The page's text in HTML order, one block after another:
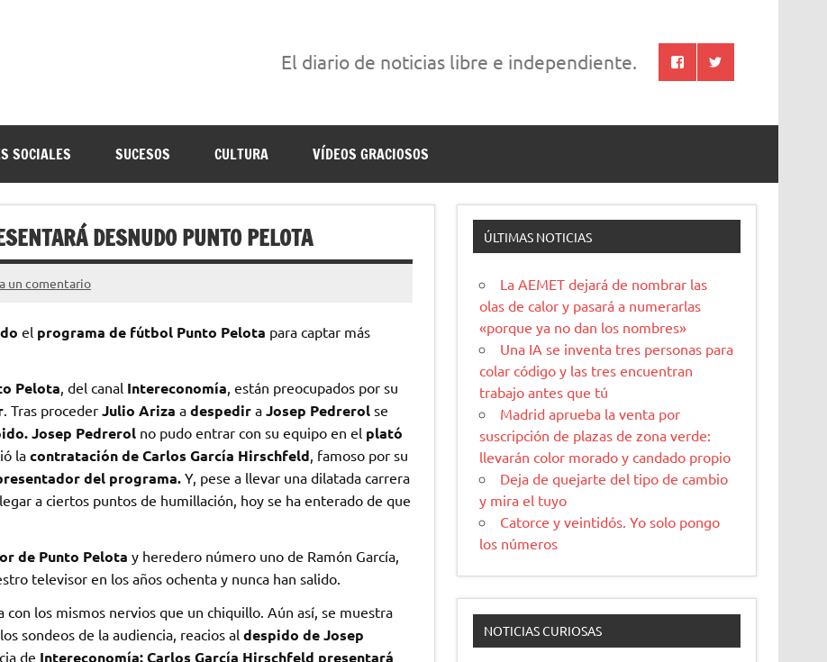
El diario de noticias libre e independiente.
SOCIALES SUCESOS CULTURA VÍDEOS GRACIOSOS
DESNUDO PUNTO PELOTA
un comentario
el programa de fútbol Punto Pelota para captar más
Pelota, del canal Intereconomía, están preocupados por su
. Tras proceder Julio Ariza a despedira Josep Pedrerolse
Josep Pedrerol no pudo entrar con su equipo en el plató
la contratación de Carlos García Hirschfeld, famoso por su
del programa.Y, pese a llevar una dilatada carrera
a ciertos puntos de humillación, hoy se ha enterado de que
de Punto Pelota y heredero número uno de Ramón García,
televisor en los años ochenta y nunca han salido.
los mismos nervios que un chiquillo. Aún así, se muestra
sondeos de la audiencia, reacios al despido de Josep
de Intereconomía: Carlos García Hirschfeld presentará
ÚLTIMAS NOTICIAS
La AEMET dejará de nombrar las
olas de calor y pasará a numerarlas
«porque ya no dan los nombres»
Una IA se inventa tres personas para
colar código y las tres encuentran
trabajo antes que tú
Madrid aprueba la venta por
suscripción de plazas de zona verde:
llevarán color morado y candado propio
Deja de quejarte del tipo de cambio
y mira el tuyo
Catorce y veintidós. Yo solo pongo
los números
NOTICIAS CURIOSAS